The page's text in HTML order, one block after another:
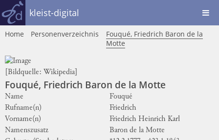
kleist-digital
Home Personenverzeichnis
Fouqué, Friedrich Baron de la
Motte
[Bildquelle: Wikipedia
Fouqué, Friedrich Baron de la Motte
Name
Fouqué
Rufname(n)
Friedrich
Vorname(n)
Friedrich Heinrich Karl
Namenszusatz
Baron de la Motte